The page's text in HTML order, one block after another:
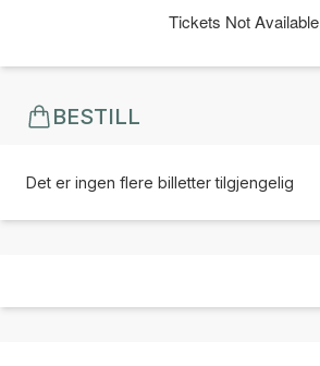
Tickets Not Available
BESTILL
Det er ingen flere billetter tilgjengelig